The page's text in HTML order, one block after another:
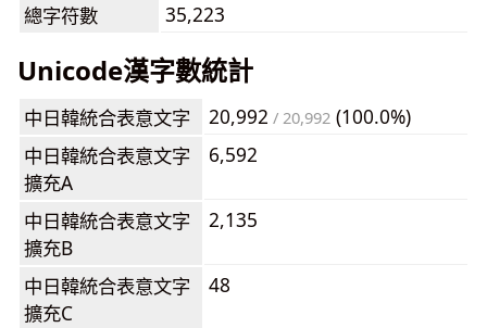
總字符數
35,223
Unicode漢字數統計
中日韓統合表意文字 20,992 / 20,992 (100.0%)
中日韓統合表意文字
擴充A
6,592
中日韓統合表意文字
擴充B
2,135
中日韓統合表意文字
擴充C
48